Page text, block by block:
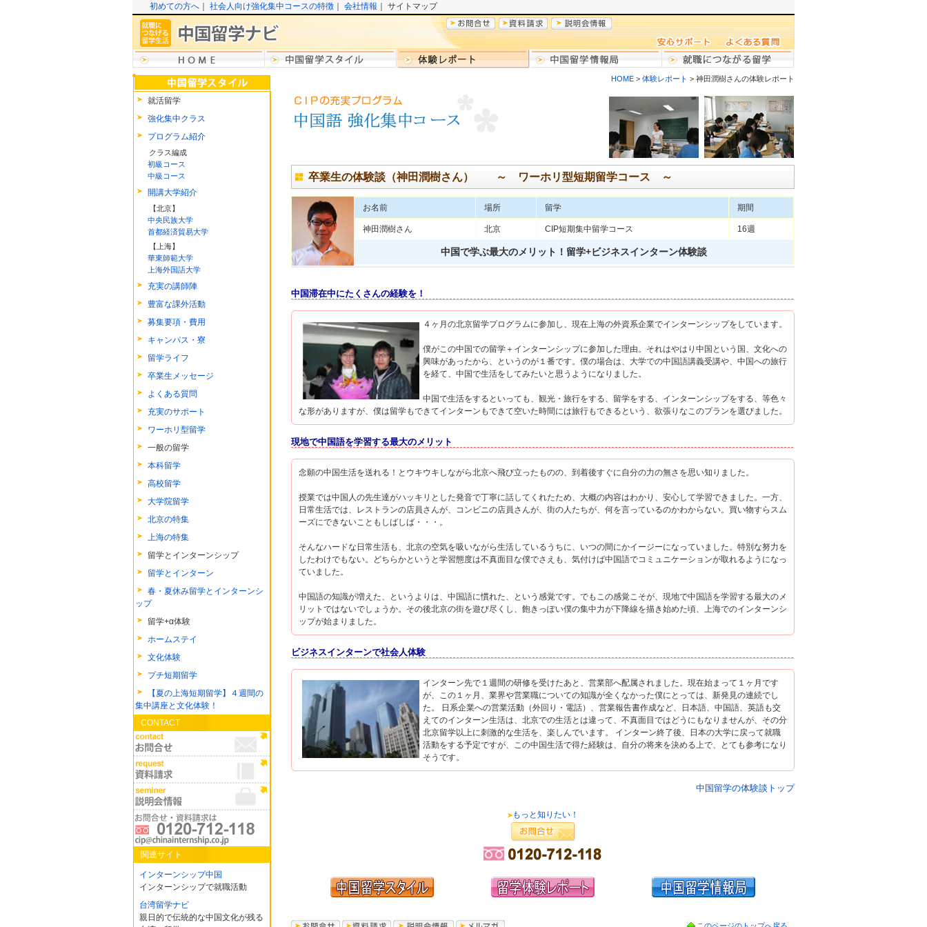
初めての方へ 社会人向け強化集中コースの特徴 会社情報 ｜ サイトマップ
就活留学
強化集中クラス
プログラム紹介
クラス編成
初級コース
中級コース
開講大学紹介
【北京】
中央民族大学
首都経済貿易大学
【上海】
華東師範大学
上海外国語大学
充実の講師陣
豊富な課外活動
募集要項・費用
キャンパス・寮
留学ライフ
卒業生メッセージ
よくある質問
充実のサポート
ワーホリ型留学
一般の留学
本科留学
高校留学
大学院留学
北京の特集
上海の特集
留学とインターンシップ
留学とインターン
春・夏休み留学とインターンシ
ップ
留学+α体験
ホームステイ
文化体験
プチ短期留学
【夏の上海短期留学】４週間の
集中講座と文化体験！
CONTACT
関連サイト
インターンシップ中国
インターンシップで就職活動
台湾留学ナビ
親日的で伝統的な中国文化が残る
HOME > 体験レポート > 神田潤樹さんの体験レポート
卒業生の体験談（神田潤樹さん） ～ ワーホリ型短期留学コース ～
お名前 場所 留学 期間
神田潤樹さん 北京 CIP短期集中留学コース 16週
中国で学ぶ最大のメリット！留学+ビジネスインターン体験談
中国滞在中にたくさんの経験を！
４ヶ月の北京留学プログラムに参加し、現在上海の外資系企業でインターンシップをしています。
僕がこの中国での留学＋インターンシップに参加した理由。それはやはり中国という国、文化への
興味があったから、というのが１番です。僕の場合は、大学での中国語講義受講や、中国への旅行
を経て、中国で生活をしてみたいと思うようになりました。
中国で生活をするといっても、観光・旅行をする、留学をする、インターンシップをする、等色々
な形がありますが、僕は留学もできてインターンもできて空いた時間には旅行もできるという、欲張りなこのプランを選びました。
現地で中国語を学習する最大のメリット
念願の中国生活を送れる！とウキウキしながら北京へ飛び立ったものの、到着後すぐに自分の力の無さを思い知りました。
授業では中国人の先生達がハッキリとした発音で丁寧に話してくれたため、大概の内容はわかり、安心して学習できました。一方、
日常生活では、レストランの店員さんが、コンビニの店員さんが、街の人たちが、何を言っているのかわからない。買い物すらスム
ーズにできないこともしばしば・・・。
そんなハードな日常生活も、北京の空気を吸いながら生活しているうちに、いつの間にかイージーになっていました。特別な努力を
したわけでもない。どちらかというと学習態度は不真面目な僕でさえも、気付けば中国語でコミュニケーションが取れるようになっ
ていました。
中国語の知識が増えた、というよりは、中国語に慣れた、という感覚です。でもこの感覚こそが、現地で中国語を学習する最大のメ
リットではないでしょうか。その後北京の街を遊び尽くし、飽きっぽい僕の集中力が下降線を描き始めた頃、上海でのインターンシ
ップが始まりました。
ビジネスインターンで社会人体験
インターン先で１週間の研修を受けたあと、営業部へ配属されました。現在始まって１ヶ月です
が、この１ヶ月、業界や営業職についての知識が全くなかった僕にとっては、新発見の連続でし
た。 日系企業への営業活動（外回り・電話）、営業報告書作成など、日本語、中国語、英語も交
えてのインターン生活は、北京での生活とは違って、不真面目ではどうにもなりませんが、その分
北京留学以上に刺激的な生活を、楽しんでいます。 インターン終了後、日本の大学に戻って就職
活動をする予定ですが、この中国生活で得た経験は、自分の将来を決める上で、とても参考になり
そうです。
中国留学の体験談トップ
もっと知りたい！